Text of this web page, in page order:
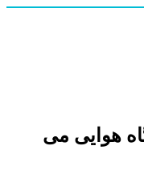
هوایی می